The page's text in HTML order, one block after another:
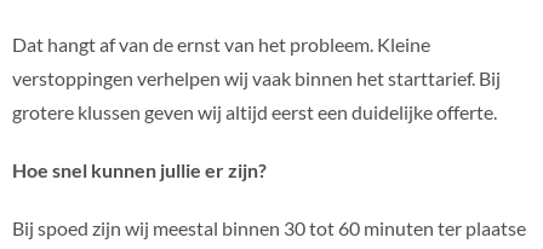
Dat hangt af van de ernst van het probleem. Kleine
verstoppingen verhelpen wij vaak binnen het starttarief. Bij
grotere klussen geven wij altijd eerst een duidelijke offerte.
Hoe snel kunnen jullie er zijn?
Bij spoed zijn wij meestal binnen 30 tot 60 minuten ter plaatse